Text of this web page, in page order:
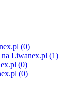
(0)
Liwanex.pl (1)
(0)
(0)